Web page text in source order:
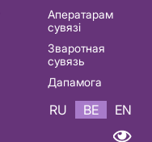
Аператарам
сувязі
Зваротная
сувязь
Дапамога
RU BE EN